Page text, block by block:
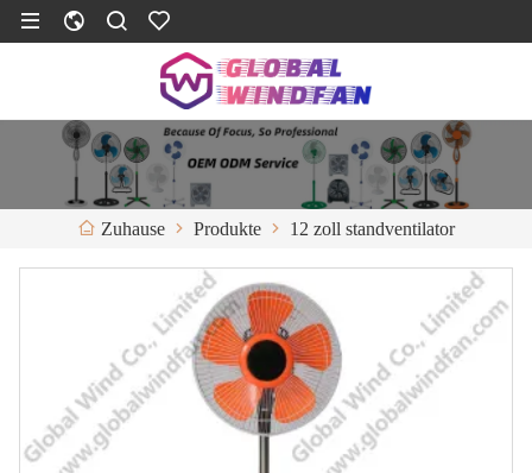
Zuhause Produkte 12 zoll standventilator